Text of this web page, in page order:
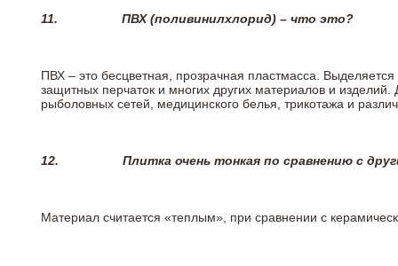
11. ПВХ (поливинилхлорид) – что это?
ПВХ – это бесцветная, прозрачная пластмасса.
защитных перчаток и многих других материалов и
рыболовных сетей, медицинского белья, трикотажа и
12. Плитка очень тонкая по сравнению с
Материал считается «теплым», при сравнении с